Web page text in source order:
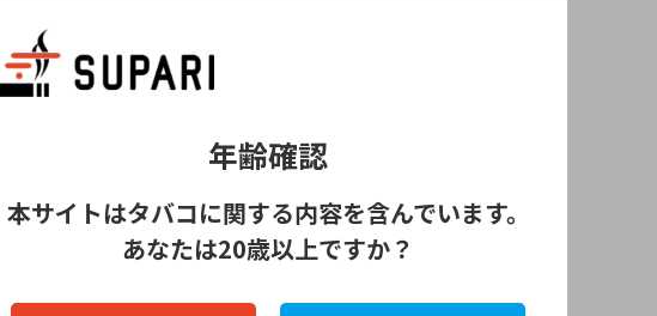
年齢確認
本サイトはタバコに関する内容を含んでいます。
あなたは20歳以上ですか？